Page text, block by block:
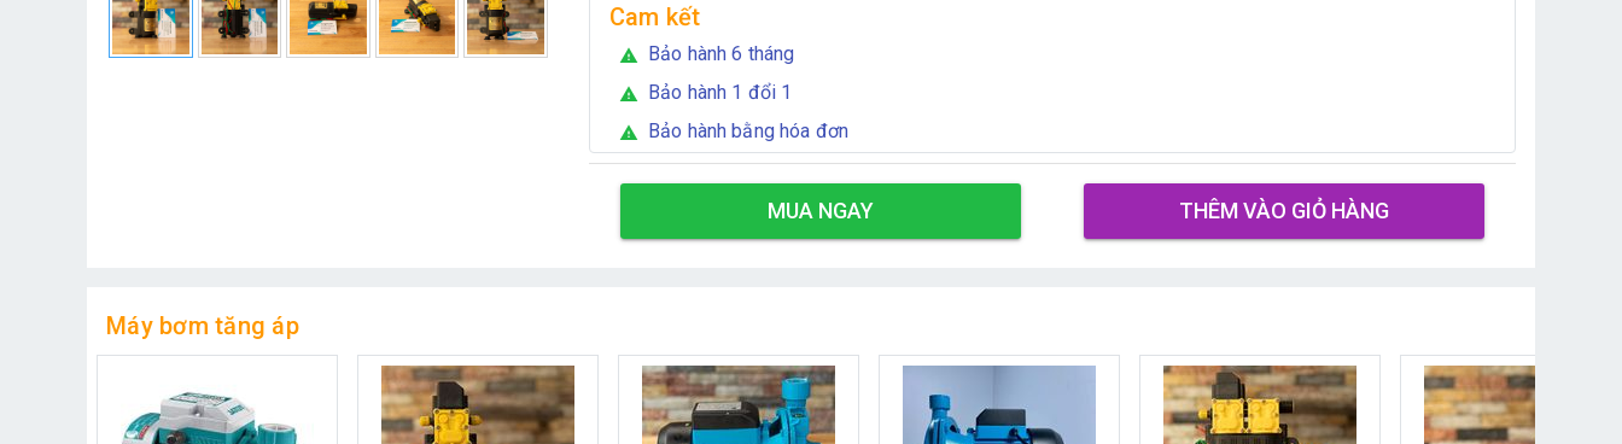
Cam kết
warning Bảo hành 6 tháng
warning Bảo hành 1 đổi 1
warning Bảo hành bằng hóa đơn
MUA NGAY THÊM VÀO GIỎ HÀNG
Máy bơm tăng áp